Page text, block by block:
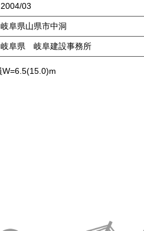
2004/03
岐阜県山県市中洞
岐阜県 岐阜建設事務所